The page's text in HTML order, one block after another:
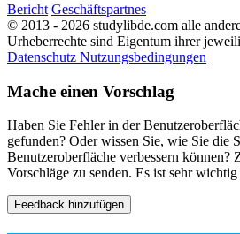
Bericht Geschäftspartnes
© 2013 - 2026 studylibde.com alle
Urheberrechte sind Eigentum ihrer
Datenschutz Nutzungsbedingungen
Mache einen Vorschlag
Haben Sie Fehler in der
gefunden? Oder wissen Sie, wie Sie die
Benutzeroberfläche verbessern können?
Vorschläge zu senden. Es ist sehr
Feedback hinzufügen